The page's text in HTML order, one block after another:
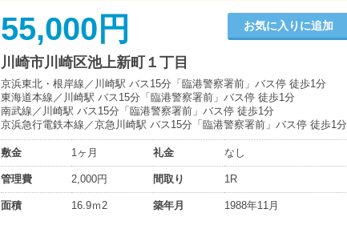
55,000円 お気に入りに追加
川崎市川崎区池上新町１丁目
京浜東北・根岸線／川崎駅 バス15分「臨港警察署前」バス停 徒歩1分
東海道本線／川崎駅 バス15分「臨港警察署前」バス停 徒歩1分
南武線／川崎駅 バス15分「臨港警察署前」バス停 徒歩1分
京浜急行電鉄本線／京急川崎駅 バス15分「臨港警察署前」バス停 徒歩1分
敷金 1ヶ月 礼金 なし
管理費 2,000円 間取り 1R
面積 16.9ｍ2 築年月 1988年11月